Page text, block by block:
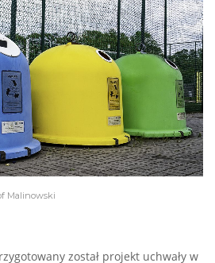
Malinowski
został projekt uchwały w